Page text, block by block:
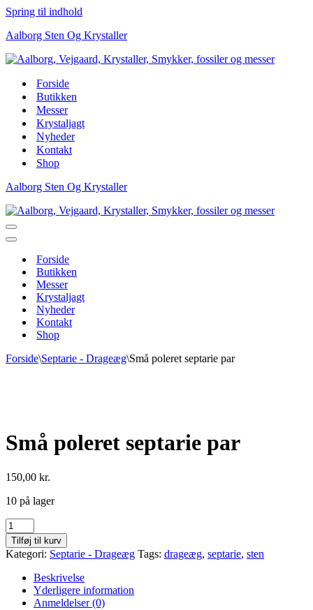
Spring til indhold
Aalborg Sten Og Krystaller
Forside
Butikken
Messer
Krystaljagt
Nyheder
Kontakt
Shop
Aalborg Sten Og Krystaller
Navigation
menu
Navigation
Forside
Butikken
Messer
Krystaljagt
Nyheder
Kontakt
Shop
Forside\Septarie - Drageæg\Små poleret septarie par
Små poleret septarie par
150,00 kr.
10 på lager
Små
poleret
septarie
par
antal
Tilføj til kurv
Kategori: Septarie - Drageæg Tags: drageæg, septarie, sten
Beskrivelse
Yderligere information
Anmeldelser (0)